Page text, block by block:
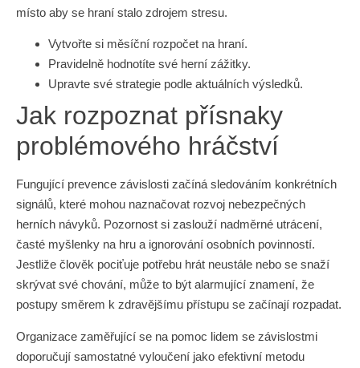
místo aby se hraní stalo zdrojem stresu.
Vytvořte si měsíční rozpočet na hraní.
Pravidelně hodnotíte své herní zážitky.
Upravte své strategie podle aktuálních výsledků.
Jak rozpoznat přísnaky
problémového hráčství
Fungující prevence závislosti začíná sledováním konkrétních
signálů, které mohou naznačovat rozvoj nebezpečných
herních návyků. Pozornost si zaslouží nadměrné utrácení,
časté myšlenky na hru a ignorování osobních povinností.
Jestliže člověk pociťuje potřebu hrát neustále nebo se snaží
skrývat své chování, může to být alarmující znamení, že
postupy směrem k zdravějšímu přístupu se začínají rozpadat.
Organizace zaměřující se na pomoc lidem se závislostmi
doporučují samostatné vyloučení jako efektivní metodu